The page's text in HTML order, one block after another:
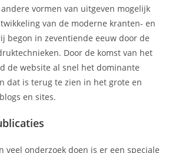
vormen van uitgeven mogelijk
van de moderne kranten- en
begon in zeventiende eeuw door de
Door de komst van het
de website al snel het dominante
dat is terug te zien in het grote en
en sites.
veel onderzoek doen is er een speciale